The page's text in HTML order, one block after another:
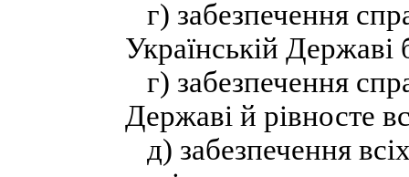
г) забезпечення
Українській Державі
г) забезпечення
Державі й рівносте
д) забезпечення